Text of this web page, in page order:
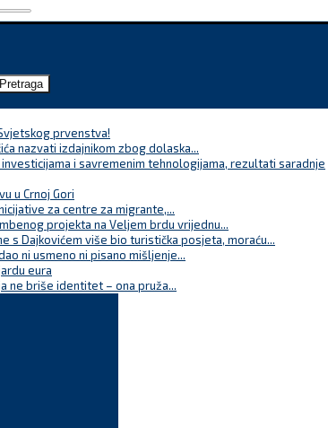
Pretraga
prvenstva!
nazvati izdajnikom zbog dolaska...
i savremenim tehnologijama, rezultati saradnje
u Crnoj Gori
za centre za migrante,...
projekta na Veljem brdu vrijednu...
s Dajkovićem više bio turistička posjeta, moraću...
ni usmeno ni pisano mišljenje...
eura
ne briše identitet – ona pruža...